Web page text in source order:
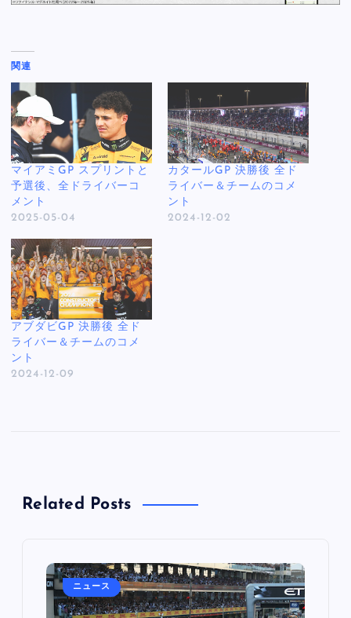
関連
マイアミGP スプリントと
予選後、全ドライバーコ
メント
2025-05-04
カタールGP 決勝後 全ド
ライバー＆チームのコメ
ント
2024-12-02
アブダビGP 決勝後 全ド
ライバー＆チームのコメ
ント
2024-12-09
Related Posts
ニュース